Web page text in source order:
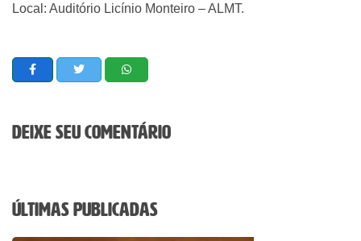
Local: Auditório Licínio Monteiro – ALMT.
Deixe seu comentário
Últimas Publicadas